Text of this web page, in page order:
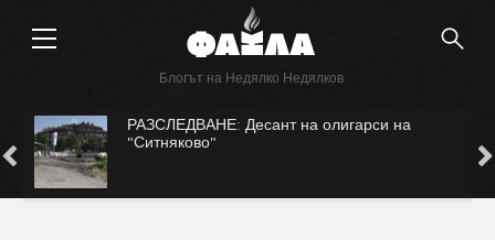
Блогът на Недялко Недялков
РАЗСЛЕДВАНЕ: Десант на олигарси на
"Ситняково"